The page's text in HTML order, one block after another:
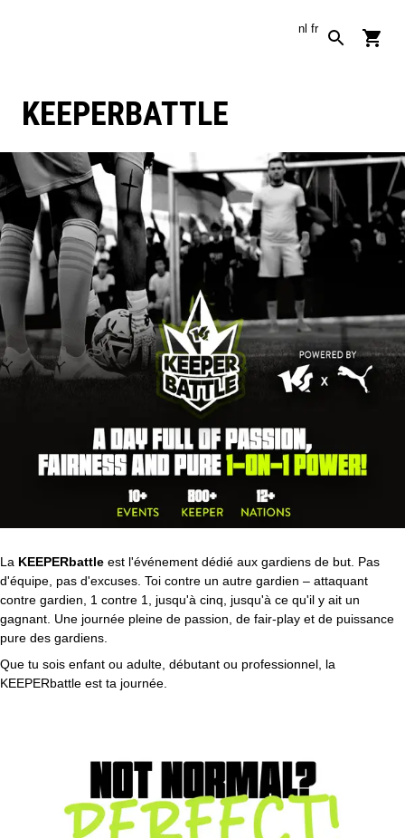
nl fr
KEEPERBATTLE
La KEEPERbattle est l'événement dédié aux gardiens de but. Pas
d'équipe, pas d'excuses. Toi contre un autre gardien – attaquant
contre gardien, 1 contre 1, jusqu'à cinq, jusqu'à ce qu'il y ait un
gagnant. Une journée pleine de passion, de fair-play et de puissance
pure des gardiens.
Que tu sois enfant ou adulte, débutant ou professionnel, la
KEEPERbattle est ta journée.